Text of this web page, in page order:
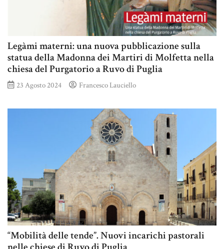
Legàmi materni: una nuova pubblicazione sulla
statua della Madonna dei Martiri di Molfetta nella
chiesa del Purgatorio a Ruvo di Puglia
23 Agosto 2024 Francesco Lauciello
“Mobilità delle tende”. Nuovi incarichi pastorali